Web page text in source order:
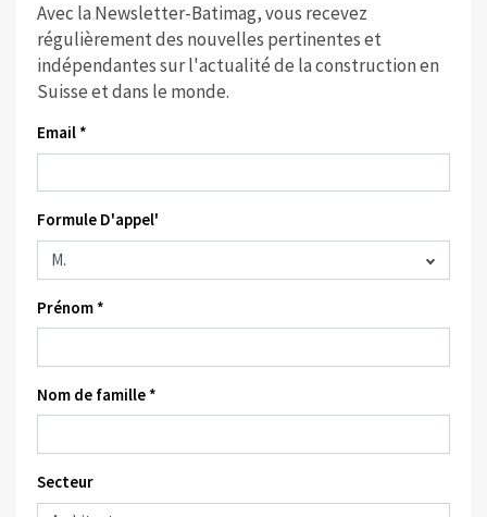
Avec la Newsletter-Batimag, vous recevez
régulièrement des nouvelles pertinentes et
indépendantes sur l'actualité de la construction en
Suisse et dans le monde.
Email *
Formule D'appel'
Prénom *
Nom de famille *
Secteur